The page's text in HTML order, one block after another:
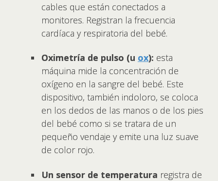
cables que están conectados a
monitores. Registran la frecuencia
cardíaca y respiratoria del bebé.
Oximetría de pulso (u ox): esta
máquina mide la concentración de
oxígeno en la sangre del bebé. Este
dispositivo, también indoloro, se coloca
en los dedos de las manos o de los pies
del bebé como si se tratara de un
pequeño vendaje y emite una luz suave
de color rojo.
Un sensor de temperatura registra de